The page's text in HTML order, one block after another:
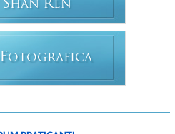
SHAN REN
FOTOGRAFICA